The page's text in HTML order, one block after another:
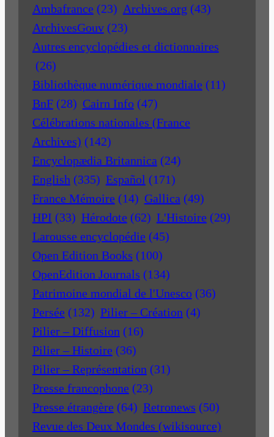
Ambafrance (23) Archives.org (43)
ArchivesGouv (23)
Autres encyclopédies et dictionnaires
(26)
Bibliothèque numérique mondiale (11)
BnF (28) Cairn Info (47)
Célébrations nationales (France
Archives) (142)
Encyclopædia Britannica (24)
English (335) Español (171)
France Mémoire (14) Gallica (49)
HPI (33) Hérodote (62) L'Histoire (29)
Larousse encyclopédie (45)
Open Edition Books (100)
OpenEdition Journals (134)
Patrimoine mondial de l'Unesco (36)
Persée (132) Pilier – Création (4)
Pilier – Diffusion (16)
Pilier – Histoire (36)
Pilier – Représentation (31)
Presse francophone (23)
Presse étrangère (64) Retronews (50)
Revue des Deux Mondes (wikisource)